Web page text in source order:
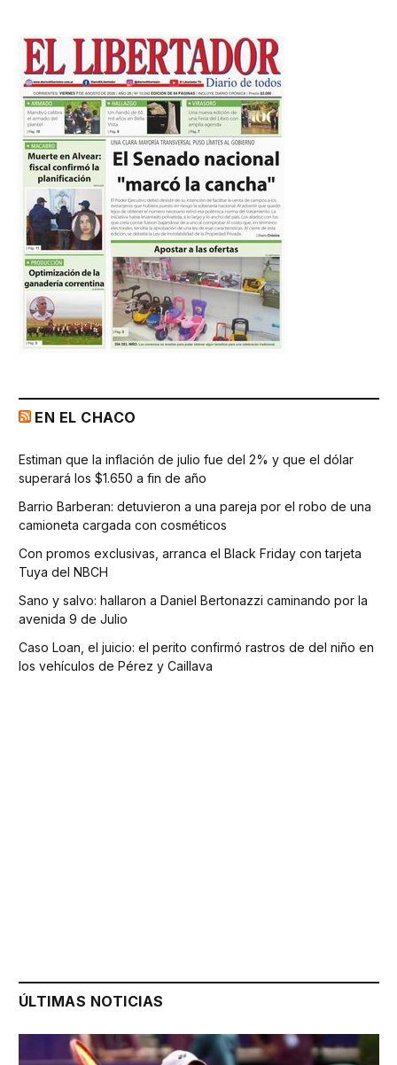
EN EL CHACO
Estiman que la inflación de julio fue del 2% y que el dólar
superará los $1.650 a fin de año
Barrio Barberan: detuvieron a una pareja por el robo de una
camioneta cargada con cosméticos
Con promos exclusivas, arranca el Black Friday con tarjeta
Tuya del NBCH
Sano y salvo: hallaron a Daniel Bertonazzi caminando por la
avenida 9 de Julio
Caso Loan, el juicio: el perito confirmó rastros de del niño en
los vehículos de Pérez y Caillava
ÚLTIMAS NOTICIAS